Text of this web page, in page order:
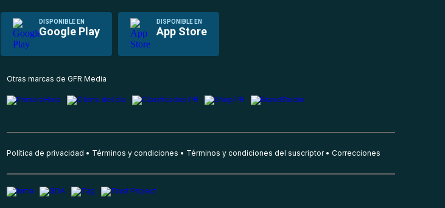
DISPONIBLE EN
Google Play
DISPONIBLE EN
App Store
Otras marcas de GFR Media
Política de privacidad Términos y condiciones Términos y condiciones del suscriptor Correcciones